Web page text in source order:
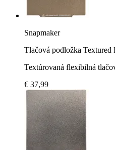
Snapmaker
Tlačová podložka Textured
Textúrovaná flexibilná
€ 37,99